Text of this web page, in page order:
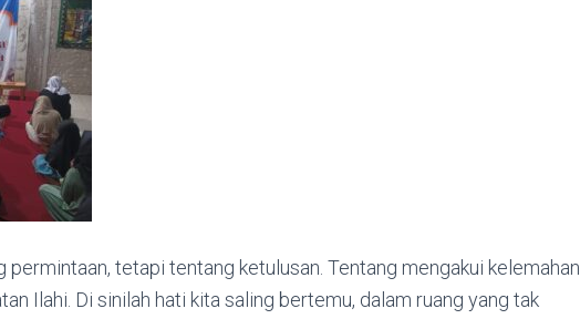
permintaan, tetapi tentang ketulusan. Tentang mengakui kelemahan
Ilahi. Di sinilah hati kita saling bertemu, dalam ruang yang tak